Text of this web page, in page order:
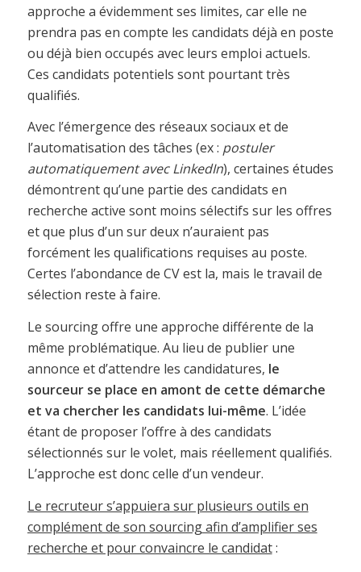
approche a évidemment ses limites, car elle ne
prendra pas en compte les candidats déjà en poste
ou déjà bien occupés avec leurs emploi actuels.
Ces candidats potentiels sont pourtant très
qualifiés.
Avec l’émergence des réseaux sociaux et de
l’automatisation des tâches (ex : postuler
automatiquement avec LinkedIn), certaines études
démontrent qu’une partie des candidats en
recherche active sont moins sélectifs sur les offres
et que plus d’un sur deux n’auraient pas
forcément les qualifications requises au poste.
Certes l’abondance de CV est la, mais le travail de
sélection reste à faire.
Le sourcing offre une approche différente de la
même problématique. Au lieu de publier une
annonce et d’attendre les candidatures, le
sourceur se place en amont de cette démarche
et va chercher les candidats lui-même. L’idée
étant de proposer l’offre à des candidats
sélectionnés sur le volet, mais réellement qualifiés.
L’approche est donc celle d’un vendeur.
Le recruteur s’appuiera sur plusieurs outils en
complément de son sourcing afin d’amplifier ses
recherche et pour convaincre le candidat: